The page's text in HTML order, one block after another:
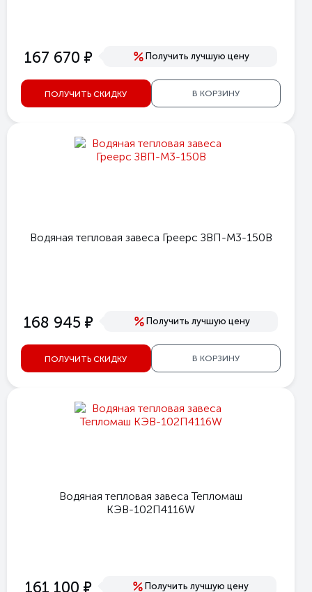
167 670 е Получить лучшую цену
ПОЛУЧИТЬ СКИДКУ В КОРЗИНУ
Водяная тепловая завеса Греерс ЗВП-М3-150В
168 945 е Получить лучшую цену
ПОЛУЧИТЬ СКИДКУ В КОРЗИНУ
Водяная тепловая завеса Тепломаш
КЭВ-102П4116W
161 100 е Получить лучшую цену